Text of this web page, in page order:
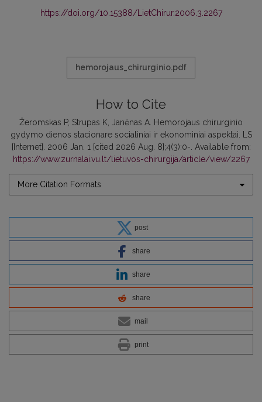
https://doi.org/10.15388/LietChirur.2006.3.2267
hemorojaus_chirurginio.pdf
How to Cite
Žeromskas P, Strupas K, Janėnas A. Hemorojaus chirurginio
gydymo dienos stacionare socialiniai ir ekonominiai aspektai. LS
[Internet]. 2006 Jan. 1 [cited 2026 Aug. 8];4(3):0-. Available from:
https://www.zurnalai.vu.lt/lietuvos-chirurgija/article/view/2267
More Citation Formats
post
share
share
share
mail
print